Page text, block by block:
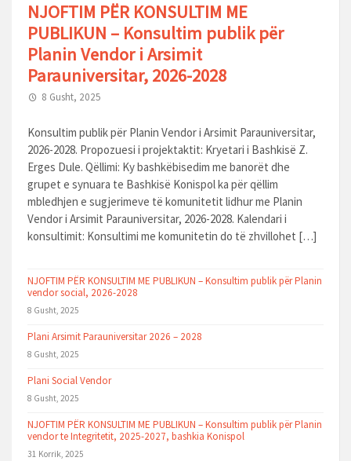
NJOFTIM PËR KONSULTIM ME
PUBLIKUN – Konsultim publik për
Planin Vendor i Arsimit
Parauniversitar, 2026-2028
8 Gusht, 2025
Konsultim publik për Planin Vendor i Arsimit Parauniversitar,
2026-2028. Propozuesi i projektaktit: Kryetari i Bashkisë Z.
Erges Dule. Qëllimi: Ky bashkëbisedim me banorët dhe
grupet e synuara te Bashkisë Konispol ka për qëllim
mbledhjen e sugjerimeve të komunitetit lidhur me Planin
Vendor i Arsimit Parauniversitar, 2026-2028. Kalendari i
konsultimit: Konsultimi me komunitetin do të zhvillohet […]
NJOFTIM PËR KONSULTIM ME PUBLIKUN – Konsultim publik për Planin
vendor social, 2026-2028
8 Gusht, 2025
Plani Arsimit Parauniversitar 2026 – 2028
8 Gusht, 2025
Plani Social Vendor
8 Gusht, 2025
NJOFTIM PËR KONSULTIM ME PUBLIKUN – Konsultim publik për Planin
vendor te Integritetit, 2025-2027, bashkia Konispol
31 Korrik, 2025